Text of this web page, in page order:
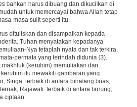
bahkan harus dibuang dan dikucilkan di
untuk memercayai bahwa Allah tetap
masa sulit seperti itu.
dituliskan dan disampaikan kepada
Tuhan menyatakan kepadanya
Nya tetaplah nyata dan tak terkira,
permata yang terindah didunia (3).
(kerubim) memuliakan dan
itu mewakili gambaran yang
Singa: terbaik di antara binatang buas;
Rajawali: terbaik di antara burung;
ciptaan.